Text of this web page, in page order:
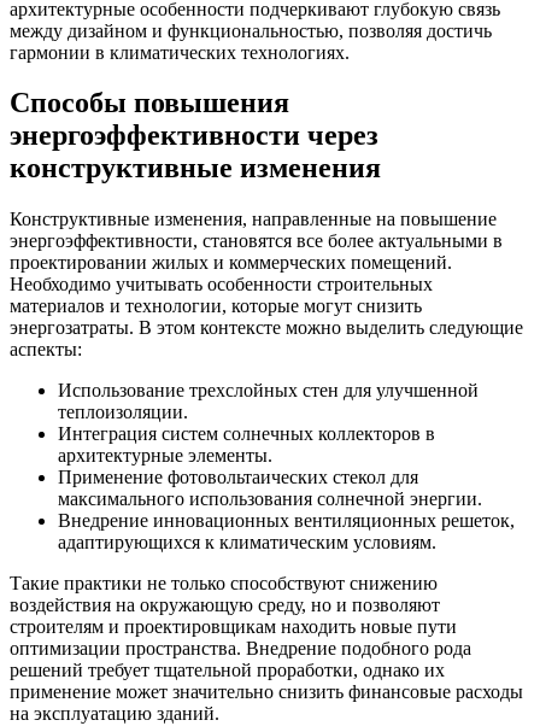
архитектурные особенности подчеркивают глубокую связь
между дизайном и функциональностью, позволяя достичь
гармонии в климатических технологиях.
Способы повышения
энергоэффективности через
конструктивные изменения
Конструктивные изменения, направленные на повышение
энергоэффективности, становятся все более актуальными в
проектировании жилых и коммерческих помещений.
Необходимо учитывать особенности строительных
материалов и технологии, которые могут снизить
энергозатраты. В этом контексте можно выделить следующие
аспекты:
Использование трехслойных стен для улучшенной
теплоизоляции.
Интеграция систем солнечных коллекторов в
архитектурные элементы.
Применение фотовольтаических стекол для
максимального использования солнечной энергии.
Внедрение инновационных вентиляционных решеток,
адаптирующихся к климатическим условиям.
Такие практики не только способствуют снижению
воздействия на окружающую среду, но и позволяют
строителям и проектировщикам находить новые пути
оптимизации пространства. Внедрение подобного рода
решений требует тщательной проработки, однако их
применение может значительно снизить финансовые расходы
на эксплуатацию зданий.